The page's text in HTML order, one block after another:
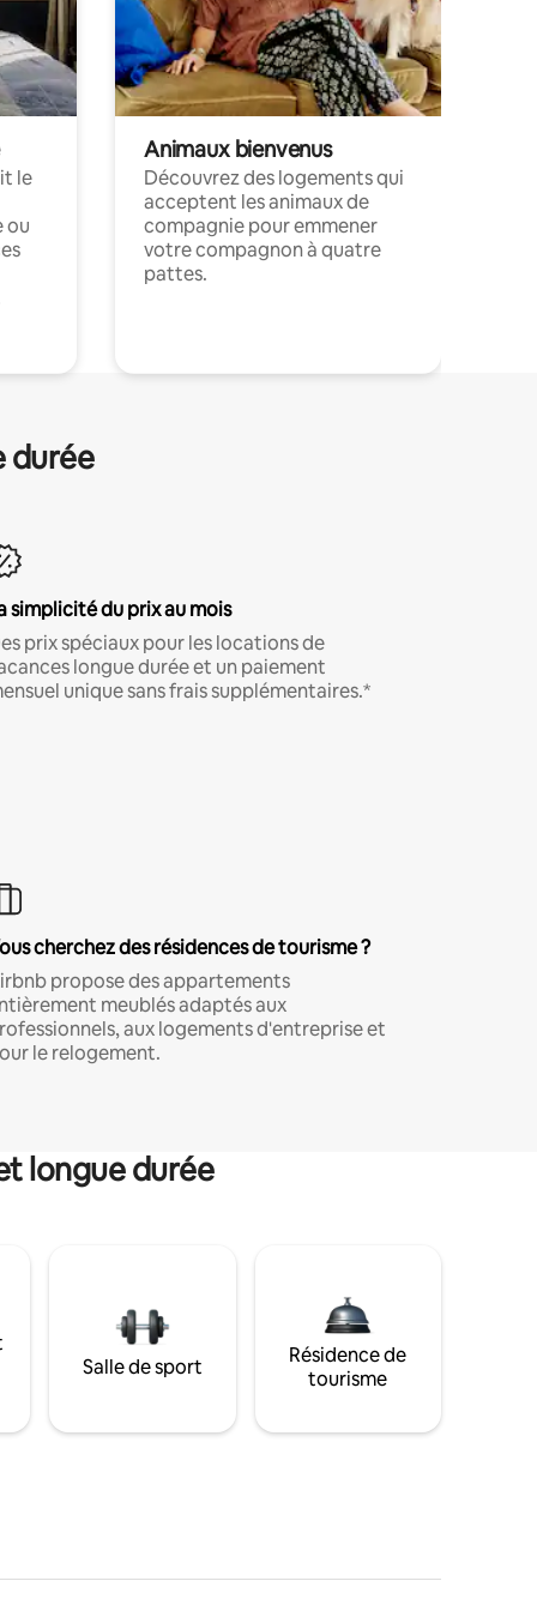
le
ou
Animaux bienvenus
Découvrez des logements qui
acceptent les animaux de
compagnie pour emmener
votre compagnon à quatre
pattes.
durée
simplicité du prix au mois
prix spéciaux pour les locations de
longue durée et un paiement
unique sans frais supplémentaires.*
cherchez des résidences de tourisme ?
propose des appartements
meublés adaptés aux
aux logements d'entreprise et
le relogement.
longue durée
Salle de sport
Résidence de
tourisme